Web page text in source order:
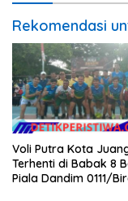
Rekomendasi
Voli Putra Kota
Terhenti di Babak 8
Piala Dandim 0111/